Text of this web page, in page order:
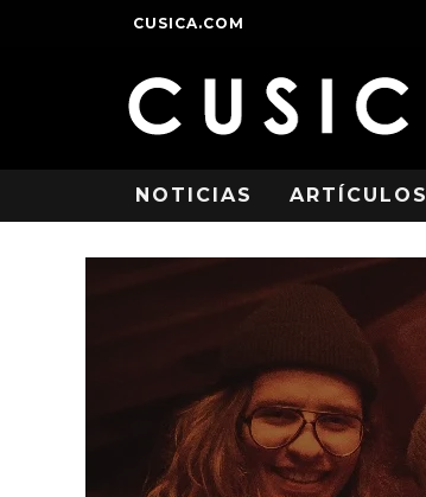
CUSICA.COM
NOTICIAS ARTÍCULOS